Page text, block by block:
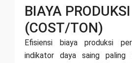
BIAYA
(COST/TON)
Efisiensi biaya produksi
indikator daya saing paling